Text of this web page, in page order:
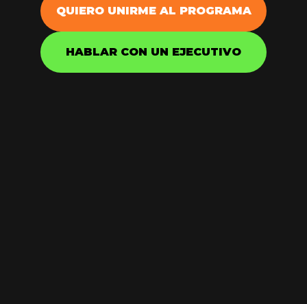
QUIERO UNIRME AL PROGRAMA
HABLAR CON UN EJECUTIVO